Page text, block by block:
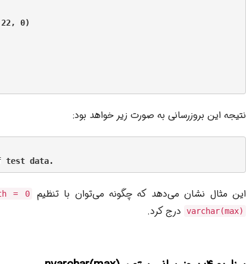
22, 0)
نتیجه این بروزرسانی به صورت زیر خواهد بود:
این مثال نشان می‌دهد که چگونه می‌توان با تنظیم = 0
varchar(max) درج کرد.